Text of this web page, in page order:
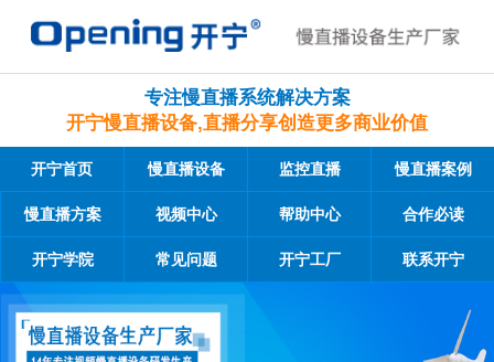
专注慢直播系统解决方案
开宁慢直播设备,直播分享创造更多商业价值
开宁首页 慢直播设备 监控直播 慢直播案例
慢直播方案 视频中心 帮助中心 合作必读
开宁学院 常见问题 开宁工厂 联系开宁